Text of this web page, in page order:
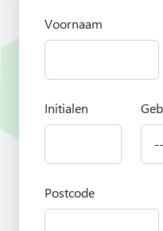
Voornaam
Initialen
Postcode